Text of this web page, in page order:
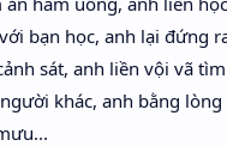
bạn học, anh lại đứng
sát, anh liền vội vã
khác, anh bằng